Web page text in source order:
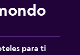
para ti